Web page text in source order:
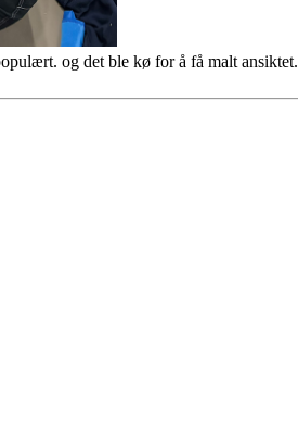
og det ble kø for å få malt ansiktet.